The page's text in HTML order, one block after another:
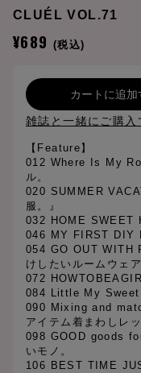
CLUÉL VOL.71
¥689 (税込)
カートに追加
雑誌と一緒にご購入
【Feature】
012 Where Is My
ル。
020 SUMMER
服。』
032 HOME SWEET
046 MY FIRST DIY
054 GO OUT WITH
けしたいルームウェア
072
084 Little My Sweet
090 Mixing and
アイテム着まわしレッ
098 GOOD goods
いモノ。
106 BEST TIME